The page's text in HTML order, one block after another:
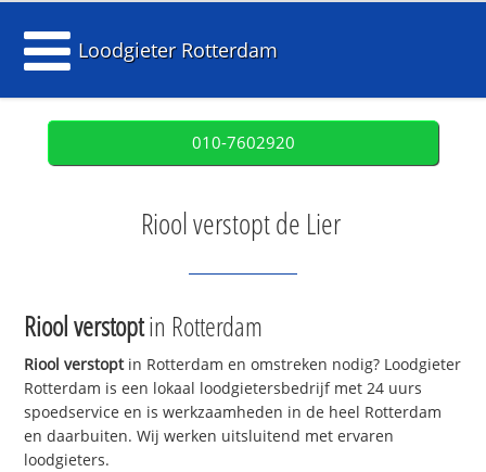
Loodgieter Rotterdam
010-7602920
Riool verstopt de Lier
Riool verstoptin Rotterdam
Riool verstoptin Rotterdam en omstreken nodig? Loodgieter
Rotterdam is een lokaal loodgietersbedrijf met 24 uurs
spoedservice en is werkzaamheden in de heel Rotterdam
en daarbuiten. Wij werken uitsluitend met ervaren
loodgieters.